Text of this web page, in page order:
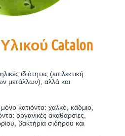
Catalon
ιδιότητες (επιλεκτική
μετάλλων), αλλά και
κατιόντα: χαλκό, κάδμιο,
οργανικές ακαθαρσίες,
βακτήρια σιδήρου και